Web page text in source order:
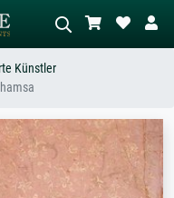
Sie die Szene – z.B. Grüne
Abstrakt mit viel Rot, Dunkles
Stehender Akt neben einem
Baum.
Künstler